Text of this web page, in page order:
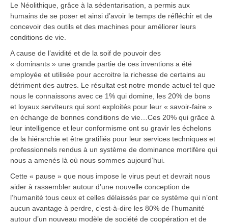
Le Néolithique, grâce à la sédentarisation, a permis aux
humains de se poser et ainsi d’avoir le temps de réfléchir et de
concevoir des outils et des machines pour améliorer leurs
conditions de vie.
A cause de l’avidité et de la soif de pouvoir des
« dominants » une grande partie de ces inventions a été
employée et utilisée pour accroitre la richesse de certains au
détriment des autres. Le résultat est notre monde actuel tel que
nous le connaissons avec ce 1% qui domine, les 20% de bons
et loyaux serviteurs qui sont exploités pour leur « savoir-faire »
en échange de bonnes conditions de vie…Ces 20% qui grâce à
leur intelligence et leur conformisme ont su gravir les échelons
de la hiérarchie et être gratifiés pour leur services techniques et
professionnels rendus à un système de dominance mortifère qui
nous a amenés là où nous sommes aujourd’hui.
Cette « pause » que nous impose le virus peut et devrait nous
aider à rassembler autour d’une nouvelle conception de
l’humanité tous ceux et celles délaissés par ce système qui n’ont
aucun avantage à perdre, c’est-à-dire les 80% de l’humanité
autour d’un nouveau modèle de société de coopération et de